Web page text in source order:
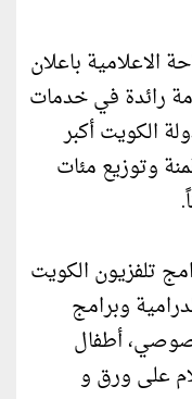
الاعلامية باعلان
رائدة في خدمات
الكويت أكبر
وتوزيع مئات
تلفزيون الكويت
وبرامج
أطفال
على ورق و